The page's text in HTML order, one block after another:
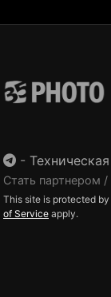
-
Стать партнером /
This site is protected
of Service apply.